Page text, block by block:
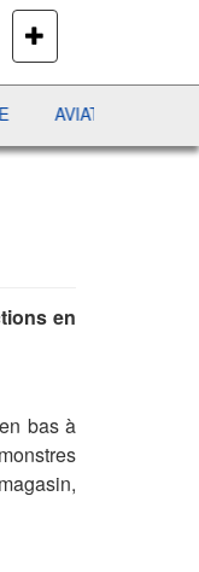
PLUS
DE
JEUX
AVIATOR
en
bas à